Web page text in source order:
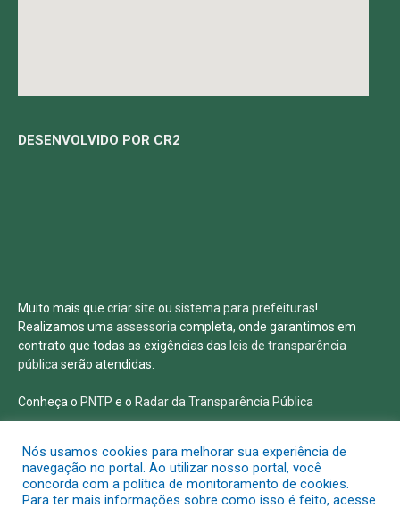
DESENVOLVIDO POR CR2
Muito mais que criar site ou sistema para prefeituras!
Realizamos uma assessoria completa, onde garantimos em
contrato que todas as exigências das leis de transparência
pública serão atendidas.
Conheça o PNTP e o Radar da Transparência Pública
Todos os direitos reservados a Prefeitura Municipal de Salvaterra
Nós usamos cookies para melhorar sua experiência de
navegação no portal. Ao utilizar nosso portal, você
concorda com a política de monitoramento de cookies.
Para ter mais informações sobre como isso é feito, acesse